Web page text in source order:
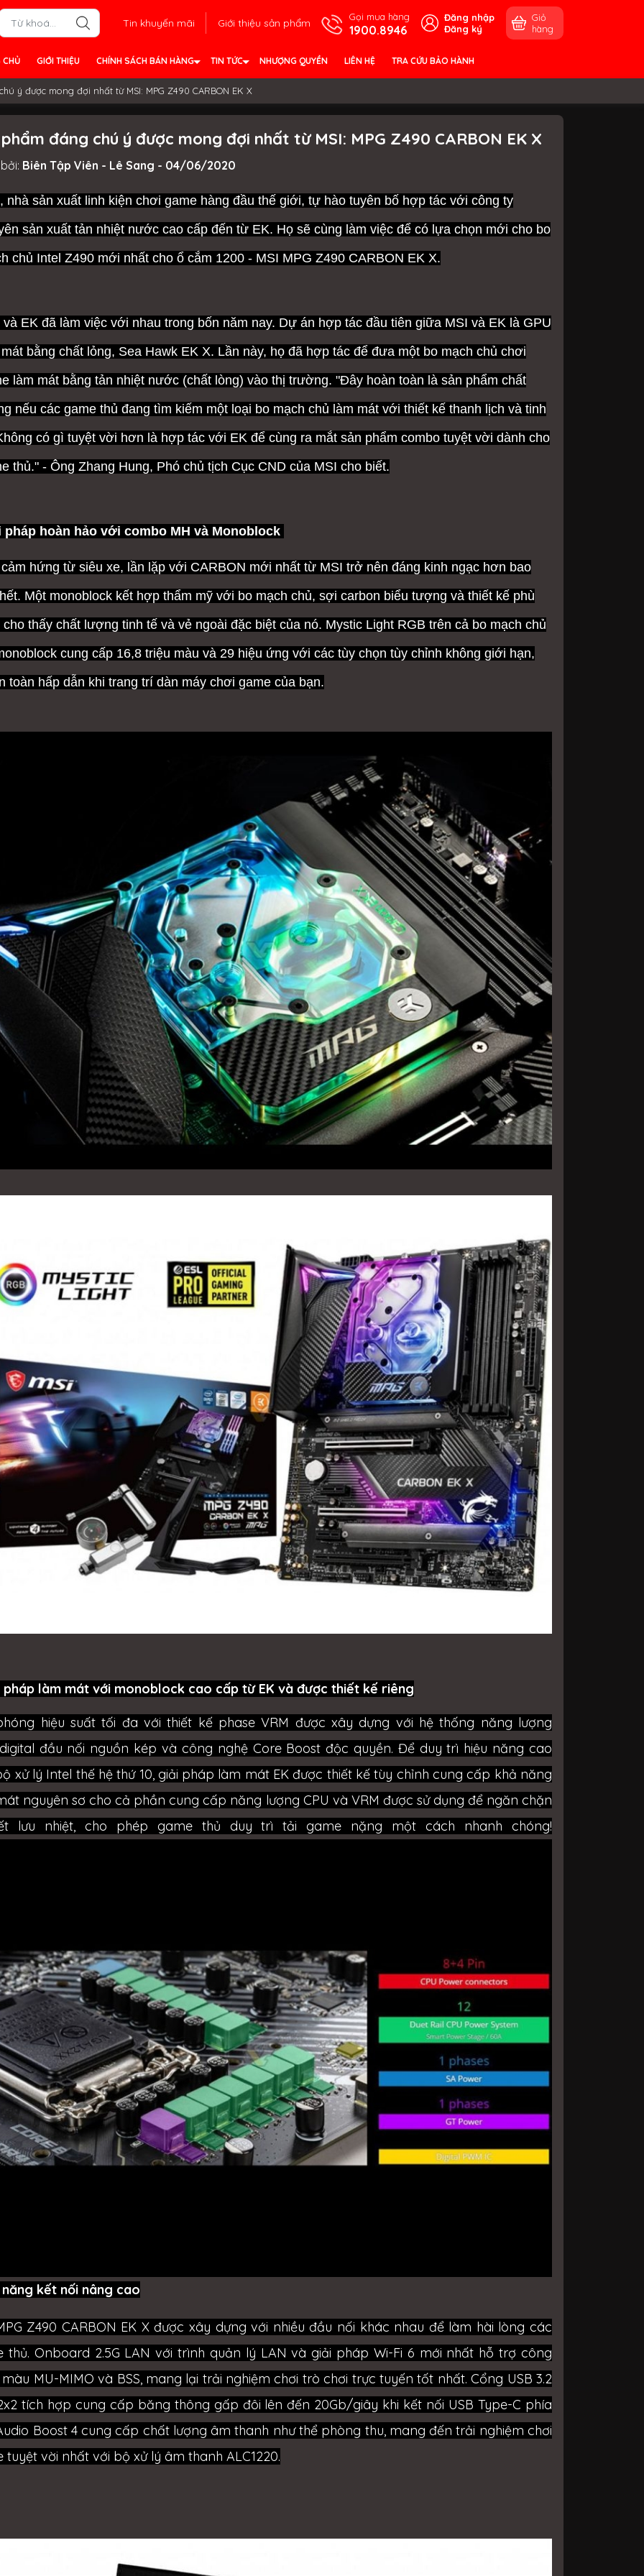
Tin khuyến mãi Giới thiệu sản phẩm Gọi mua hàng
1900.8946
Đăng nhập
Đăng ký
Giỏ
hàng
CHỦ GIỚI THIỆU CHÍNH SÁCH BÁN HÀNG TIN TỨC NHƯỢNG QUYỀN LIÊN HỆ TRA CỨU BẢO HÀNH
ý được mong đợi nhất từ MSI: MPG Z490 CARBON EK X
đáng chú ý được mong đợi nhất từ MSI: MPG Z490 CARBON EK X
Biên Tập Viên - Lê Sang - 04/06/2020
nhà sản xuất linh kiện chơi game hàng đầu thế giới, tự hào tuyên bố hợp tác với công ty
sản xuất tản nhiệt nước cao cấp đến từ EK. Họ sẽ cùng làm việc để có lựa chọn mới cho bo
chủ Intel Z490 mới nhất cho ổ cắm 1200 - MSI MPG Z490 CARBON EK X.
và EK đã làm việc với nhau trong bốn năm nay. Dự án hợp tác đầu tiên giữa MSI và EK là GPU
bằng chất lỏng, Sea Hawk EK X. Lần này, họ đã hợp tác để đưa một bo mạch chủ chơi
làm mát bằng tản nhiệt nước (chất lòng) vào thị trường. "Đây hoàn toàn là sản phẩm chất
nếu các game thủ đang tìm kiếm một loại bo mạch chủ làm mát với thiết kế thanh lịch và tinh
có gì tuyệt vời hơn là hợp tác với EK để cùng ra mắt sản phẩm combo tuyệt vời dành cho
thủ." - Ông Zhang Hung, Phó chủ tịch Cục CND của MSI cho biết.
pháp hoàn hảo với combo MH và Monoblock
hứng từ siêu xe, lần lặp với CARBON mới nhất từ ​​MSI trở nên đáng kinh ngạc hơn bao
Một monoblock kết hợp thẩm mỹ với bo mạch chủ, sợi carbon biểu tượng và thiết kế phù
thấy chất lượng tinh tế và vẻ ngoài đặc biệt của nó. Mystic Light RGB trên cả bo mạch chủ
cung cấp 16,8 triệu màu và 29 hiệu ứng với các tùy chọn tùy chỉnh không giới hạn,
toàn hấp dẫn khi trang trí dàn máy chơi game của bạn.
pháp làm mát với monoblock cao cấp từ EK và được thiết kế riêng
hiệu suất tối đa với thiết kế phase VRM được xây dựng với hệ thống năng lượng
đầu nối nguồn kép và công nghệ Core Boost độc quyền. Để duy trì hiệu năng cao
xử lý Intel thế hệ thứ 10, giải pháp làm mát EK được thiết kế tùy chỉnh cung cấp khả năng
nguyên sơ cho cả phần cung cấp năng lượng CPU và VRM được sử dụng để ngăn chặn
lưu nhiệt, cho phép game thủ duy trì tải game nặng một cách nhanh chóng!
năng kết nối nâng cao
Z490 CARBON EK X được xây dựng với nhiều đầu nối khác nhau để làm hài lòng các
thủ. Onboard 2.5G LAN với trình quản lý LAN và giải pháp Wi-Fi 6 mới nhất hỗ trợ công
MU-MIMO và BSS, mang lại trải nghiệm chơi trò chơi trực tuyến tốt nhất. Cổng USB 3.2
tích hợp cung cấp băng thông gấp đôi lên đến 20Gb/giây khi kết nối USB Type-C phía
Boost 4 cung cấp chất lượng âm thanh như thể phòng thu, mang đến trải nghiệm chơi
tuyệt vời nhất với bộ xử lý âm thanh ALC1220.